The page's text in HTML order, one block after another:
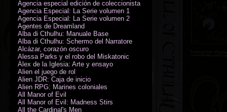
Agencia especial edición de coleccionista
Agencia Especial: La Serie volumen 1
Agencia Especial: La Serie volumen 2
Agentes de Dreamland
Alba di Cthulhu: Manuale Base
Alba di Cthulhu: Schermo del Narratore
Alcázar, corazón oscuro
Alessa Parks y el robo del Miskatonic
Álex de la Iglesia: Arte y ensayo
Alien el juego de rol
Alien JDR: Caja de inicio
Alien RPG: Marines coloniales
All Manor of Evil
All Manor of Evil: Madness Stirs
All the Cardinal's Men